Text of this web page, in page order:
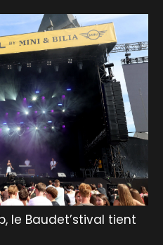
le Baudet’stival tient